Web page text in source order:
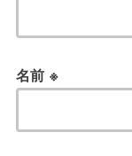
名前※